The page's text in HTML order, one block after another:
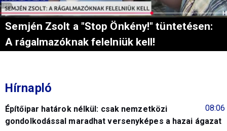
Semjén Zsolt a "Stop Önkény!" tüntetésen:
A rágalmazóknak felelniük kell!
Hírnapló
08:06
Építőipar határok nélkül: csak nemzetközi
gondolkodással maradhat versenyképes a hazai ágazat